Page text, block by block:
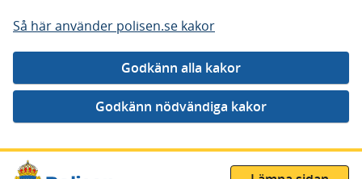
Så här använder polisen.se kakor
Gå direkt till innehåll